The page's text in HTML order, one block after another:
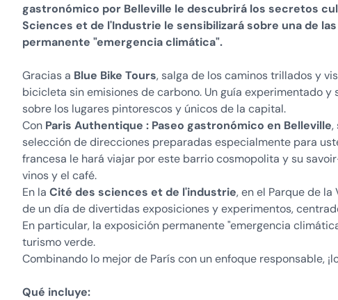
gastronómico por Belleville le descubrirá los secretos
Sciences et de l'Industrie le sensibilizará sobre una de
permanente "emergencia climática".
Gracias a Blue Bike Tours, salga de los caminos trillados y
bicicleta sin emisiones de carbono. Un guía experimentado
sobre los lugares pintorescos y únicos de la capital.
Con Paris Authentique : Paseo gastronómico en Belleville,
selección de direcciones preparadas especialmente para
francesa le hará viajar por este barrio cosmopolita y su
vinos y el café.
En la Cité des sciences et de l'industrie, en el Parque de
de un día de divertidas exposiciones y experimentos,
En particular, la exposición permanente "emergencia
turismo verde.
Combinando lo mejor de París con un enfoque responsable,
Qué incluye: